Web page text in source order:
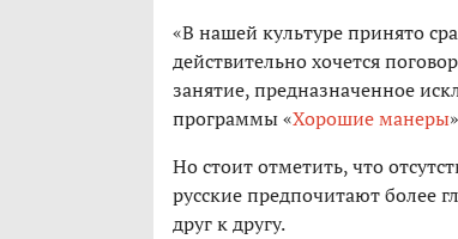
«В нашей культуре принято
действительно хочется
занятие, предназначенное
программы «Хорошие манеры
Но стоит отметить, что
русские предпочитают более
друг к другу.